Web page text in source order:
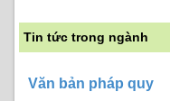
Tin tức trong ngành
Văn bản pháp quy